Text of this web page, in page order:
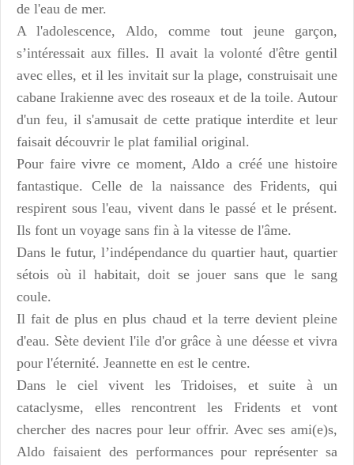
de l'eau de mer.
A l'adolescence, Aldo, comme tout jeune garçon,
s’intéressait aux filles. Il avait la volonté d'être gentil
avec elles, et il les invitait sur la plage, construisait une
cabane Irakienne avec des roseaux et de la toile. Autour
d'un feu, il s'amusait de cette pratique interdite et leur
faisait découvrir le plat familial original.
Pour faire vivre ce moment, Aldo a créé une histoire
fantastique. Celle de la naissance des Fridents, qui
respirent sous l'eau, vivent dans le passé et le présent.
Ils font un voyage sans fin à la vitesse de l'âme.
Dans le futur, l’indépendance du quartier haut, quartier
sétois où il habitait, doit se jouer sans que le sang
coule.
Il fait de plus en plus chaud et la terre devient pleine
d'eau. Sète devient l'ile d'or grâce à une déesse et vivra
pour l'éternité. Jeannette en est le centre.
Dans le ciel vivent les Tridoises, et suite à un
cataclysme, elles rencontrent les Fridents et vont
chercher des nacres pour leur offrir. Avec ses ami(e)s,
Aldo faisaient des performances pour représenter sa